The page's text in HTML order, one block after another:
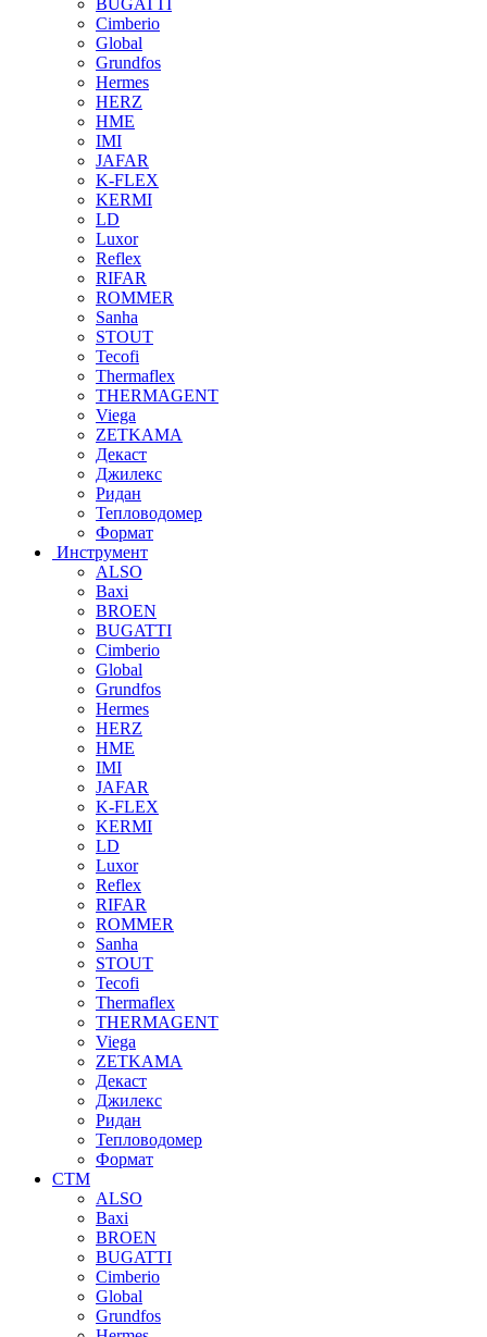
Cimberio
Global
Grundfos
Hermes
HERZ
HME
IMI
JAFAR
K-FLEX
KERMI
LD
Luxor
Reflex
RIFAR
ROMMER
Sanha
STOUT
Tecofi
Thermaflex
THERMAGENT
Viega
ZETKAMA
Декаст
Джилекс
Ридан
Тепловодомер
Формат
Инструмент
ALSO
Baxi
BROEN
BUGATTI
Cimberio
Global
Grundfos
Hermes
HERZ
HME
IMI
JAFAR
K-FLEX
KERMI
LD
Luxor
Reflex
RIFAR
ROMMER
Sanha
STOUT
Tecofi
Thermaflex
THERMAGENT
Viega
ZETKAMA
Декаст
Джилекс
Ридан
Тепловодомер
Формат
СТМ
ALSO
Baxi
BROEN
BUGATTI
Cimberio
Global
Grundfos